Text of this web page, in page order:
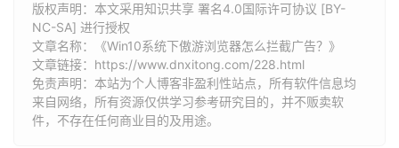
版权声明：本文采用知识共享 署名4.0国际许可协议 [BY-
NC-SA] 进行授权
文章名称：《Win10系统下傲游浏览器怎么拦截广告？》
文章链接： https://www.dnxitong.com/228.html
免责声明：本站为个人博客非盈利性站点，所有软件信息均
来自网络，所有资源仅供学习参考研究目的，并不贩卖软
件，不存在任何商业目的及用途。